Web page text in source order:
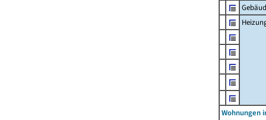
Wohnungen